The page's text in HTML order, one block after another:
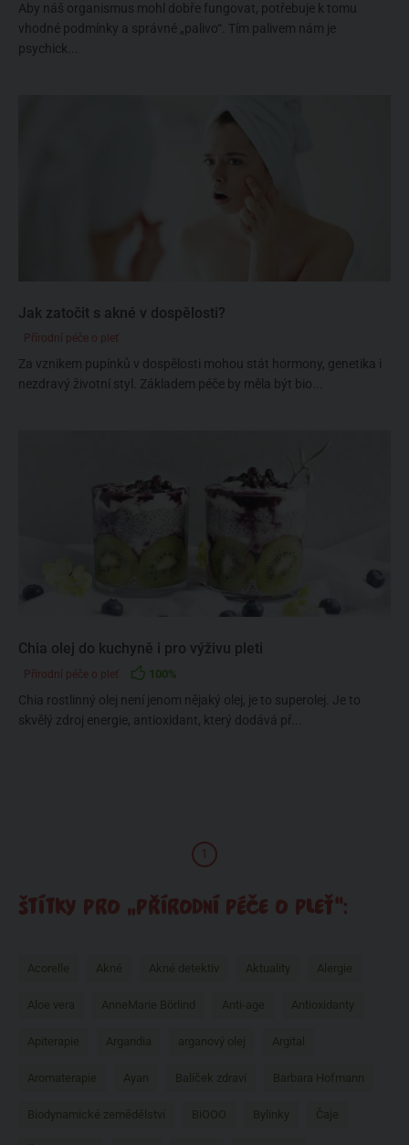
Aby náš organismus mohl dobře fungovat, potřebuje k tomu
vhodné podmínky a správné „palivo“. Tím palivem nám je
psychick...
Jak zatočit s akné v dospělosti?
Přírodní péče o pleť
Za vznikem pupínků v dospělosti mohou stát hormony, genetika i
nezdravý životní styl. Základem péče by měla být bio...
Chia olej do kuchyně i pro výživu pleti
Přírodní péče o pleť 100%
Chia rostlinný olej není jenom nějaký olej, je to superolej. Je to
skvělý zdroj energie, antioxidant, který dodává př...
1
ŠTÍTKY PRO „PŘÍRODNÍ PÉČE O PLEŤ“:
Acorelle Akné Akné detektiv Aktuality Alergie
Aloe vera AnneMarie Börlind Anti-age Antioxidanty
Apiterapie Argandia arganový olej Argital
Aromaterapie Ayan Balíček zdraví Barbara Hofmann
Biodynamické zemědělství BiOOO Bylinky Čaje